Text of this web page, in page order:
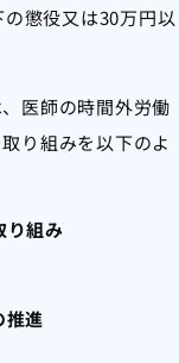
懲役又は30万円以
医師の時間外労働
り組みを以下のよ
り組み
推進